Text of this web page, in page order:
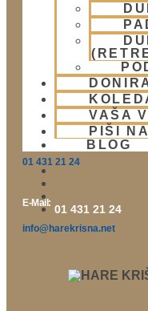
VAŠA
PIŠI
BLOG
01 431 21 24
Žibertova 27, Ljubljana
Telefon:
01 431 21 24
E-Mail:
info@harekrisna.net